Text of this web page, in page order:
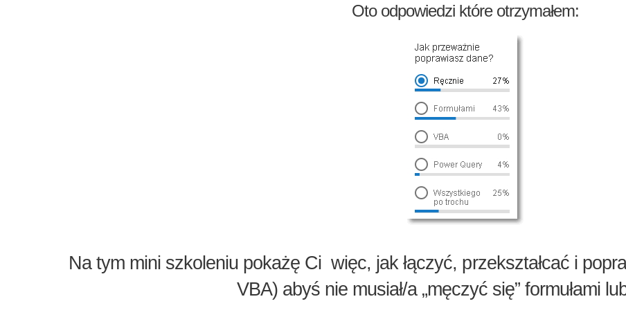
Oto odpowiedzi które otrzymałem:
Na tym mini szkoleniu pokażę Ci więc, jak łączyć, przekształcać i
VBA) abyś nie musiał/a „męczyć się” formułami